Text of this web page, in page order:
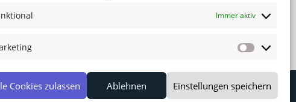
Immer aktiv
Marketing
Cookies zulassen Ablehnen Einstellungen speichern